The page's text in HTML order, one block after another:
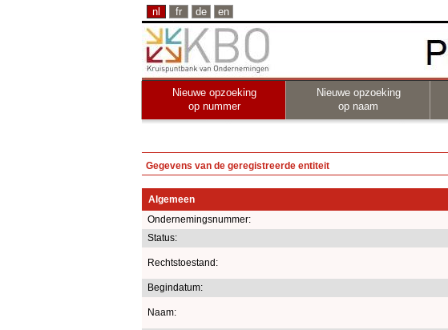
nl fr de en
Nieuwe opzoeking
op nummer
Nieuwe opzoeking
op naam
Gegevens van de geregistreerde entiteit
Algemeen
Ondernemingsnummer:
Status:
Rechtstoestand:
Begindatum:
Naam: